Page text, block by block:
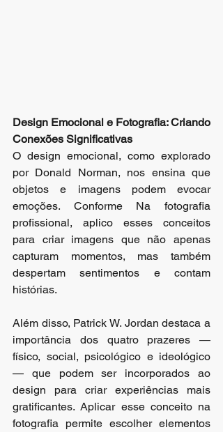
Design Emocional e Fotografia: Criando
Conexões Significativas
O design emocional, como explorado
por Donald Norman, nos ensina que
objetos e imagens podem evocar
emoções. Conforme Na fotografia
profissional, aplico esses conceitos
para criar imagens que não apenas
capturam momentos, mas também
despertam sentimentos e contam
histórias.
Além disso, Patrick W. Jordan destaca a
importância dos quatro prazeres —
físico, social, psicológico e ideológico
— que podem ser incorporados ao
design para criar experiências mais
gratificantes. Aplicar esse conceito na
fotografia permite escolher elementos